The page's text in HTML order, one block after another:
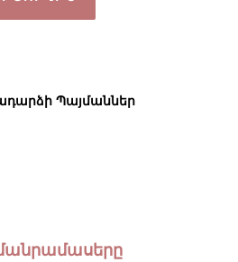
Պայմաններ